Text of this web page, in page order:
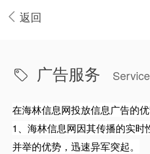
返回
广告服务
在海林信息网投放信息广告的优
1、海林信息网因其传播的实时
并举的优势，迅速异军突起。